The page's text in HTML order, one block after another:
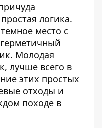
логика.
место с
Молодая
лучше всего в
этих простых
отходы и
походе в